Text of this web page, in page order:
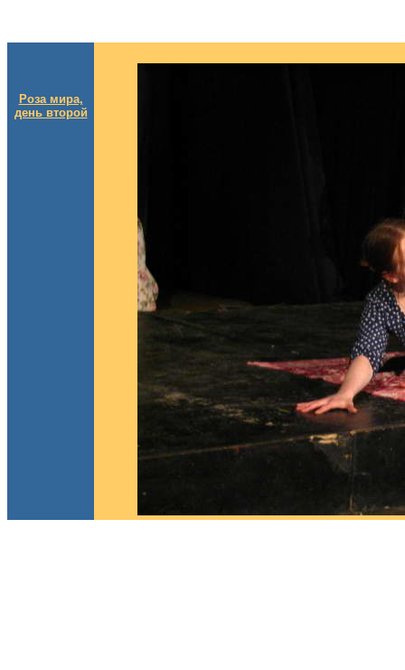
Роза мира,
день второй